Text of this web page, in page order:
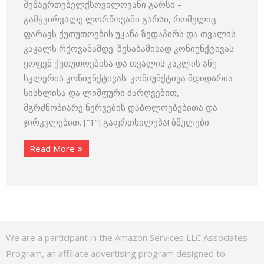
შემაერთებელქსოვილოვანი გარსი –
გამჭვირვალე ლორწოვანი გარსი, რომელიც
ფარავს ქუთუთოების უკანა ზედაპირს და თვალის
კაკალს რქოვანამდე. შესაბამისად კონიუნქტივას
ყოფენ ქუთუთოებისა და თვალის კაკლის ანუ
სკლერის კონიუნქტივას. კონიუნქტივა მდიდარია
სისხლისა და ლიმფური ძარღვებით,
მგრძნობიარე ნერვების დაბოლოებებითა და
ჯირკვლებით. [“1”] გაფრთხილება! ბმულები:
Read More
We are a participant in the Amazon Services LLC Associates
Program, an affiliate advertising program designed to